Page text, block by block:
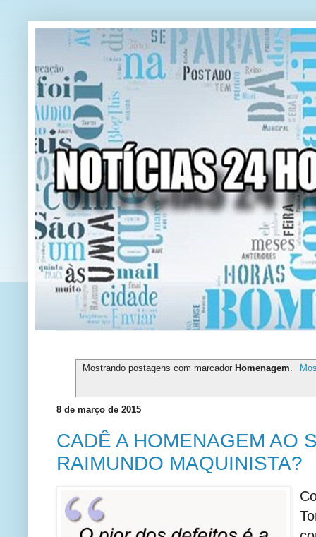
Mostrando postagens com marcador Homenagem
8 de março de 2015
CADÊ A HOMENAGEM AO
RAIMUNDO MAQUINISTA?